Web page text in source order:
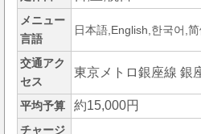
メニュー
言語
日本語,English,한국어,
交通アク
セス
東京メトロ銀座線 銀
平均予算 約15,000円
チャージ